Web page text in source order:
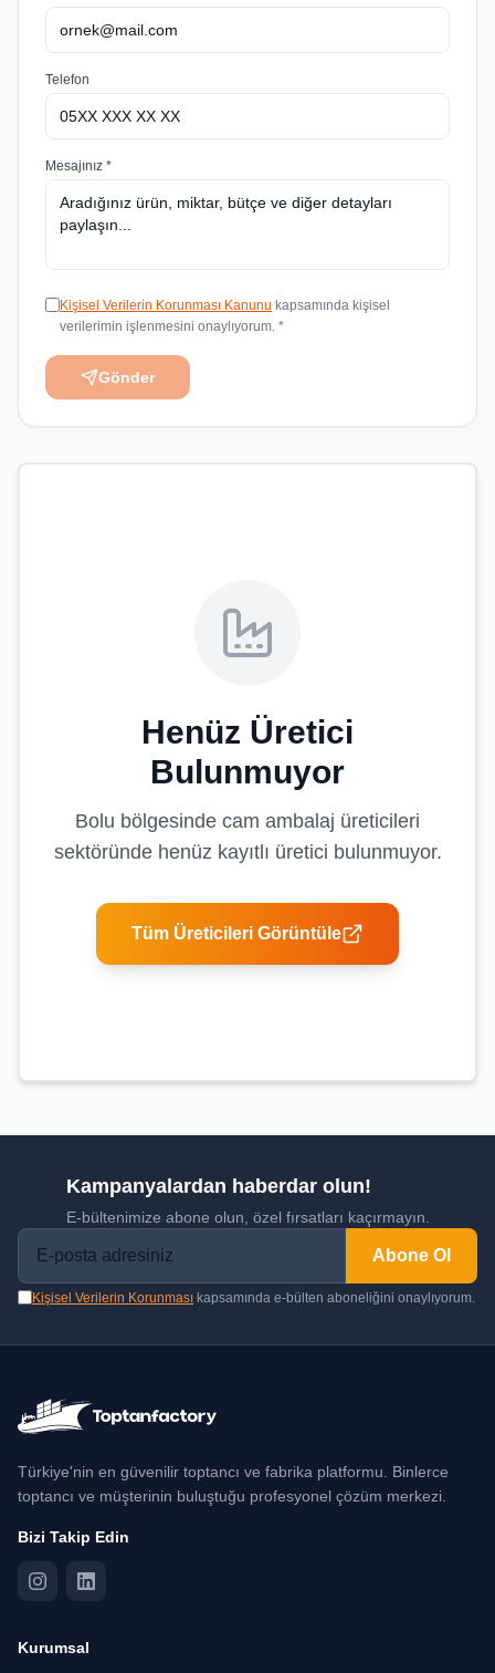
Telefon
Mesajınız *
Kişisel Verilerin Korunması Kanunu kapsamında kişisel
verilerimin işlenmesini onaylıyorum. *
Gönder
Henüz Üretici
Bulunmuyor
Bolu bölgesinde cam ambalaj üreticileri
sektöründe henüz kayıtlı üretici bulunmuyor.
Tüm Üreticileri Görüntüle
Kampanyalardan haberdar olun!
E-bültenimize abone olun, özel fırsatları kaçırmayın.
Abone Ol
Kişisel Verilerin Korunması kapsamında e-bülten aboneliğini onaylıyorum.
Türkiye'nin en güvenilir toptancı ve fabrika platformu. Binlerce
toptancı ve müşterinin buluştuğu profesyonel çözüm merkezi.
Bizi Takip Edin
Kurumsal